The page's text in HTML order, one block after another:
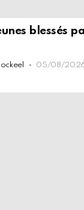
blessés
05/08/